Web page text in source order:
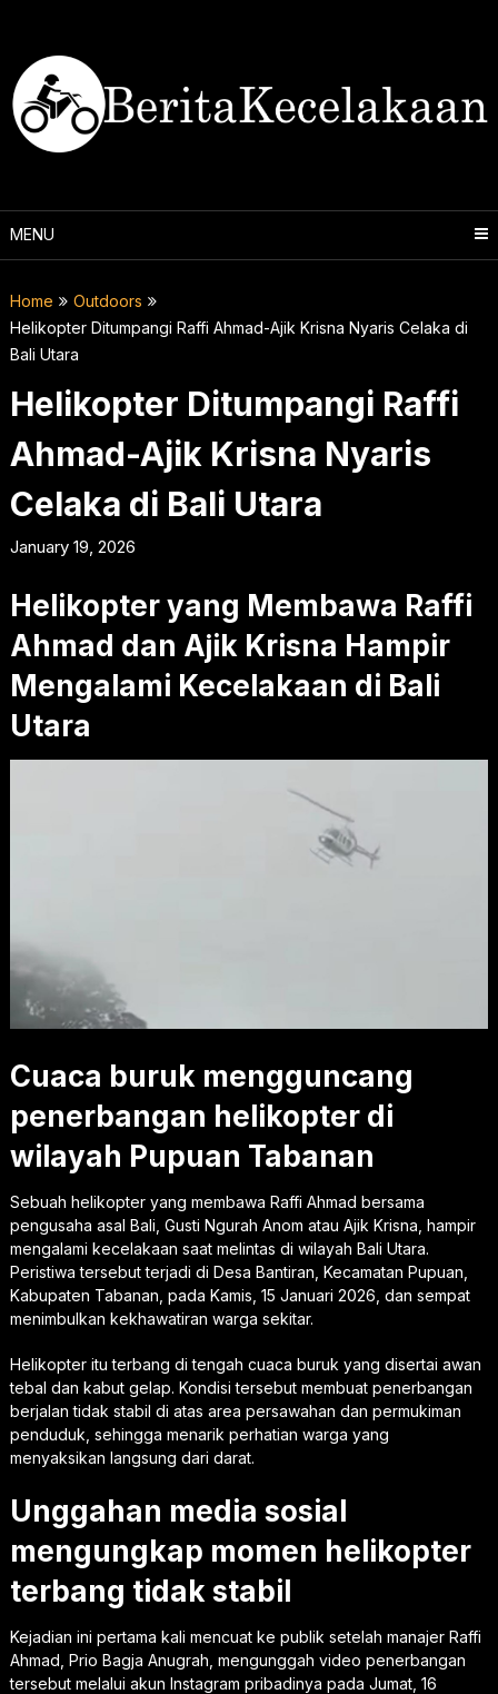
content
MENU
Home
Outdoors
Helikopter Ditumpangi Raffi Ahmad-Ajik Krisna Nyaris Celaka di
Bali Utara
Helikopter Ditumpangi Raffi
Ahmad-Ajik Krisna Nyaris
Celaka di Bali Utara
January 19, 2026
Helikopter yang Membawa Raffi
Ahmad dan Ajik Krisna Hampir
Mengalami Kecelakaan di Bali
Utara
Cuaca buruk mengguncang
penerbangan helikopter di
wilayah Pupuan Tabanan
Sebuah helikopter yang membawa Raffi Ahmad bersama
pengusaha asal Bali, Gusti Ngurah Anom atau Ajik Krisna, hampir
mengalami kecelakaan saat melintas di wilayah Bali Utara.
Peristiwa tersebut terjadi di Desa Bantiran, Kecamatan Pupuan,
Kabupaten Tabanan, pada Kamis, 15 Januari 2026, dan sempat
menimbulkan kekhawatiran warga sekitar.
Helikopter itu terbang di tengah cuaca buruk yang disertai awan
tebal dan kabut gelap. Kondisi tersebut membuat penerbangan
berjalan tidak stabil di atas area persawahan dan permukiman
penduduk, sehingga menarik perhatian warga yang
menyaksikan langsung dari darat.
Unggahan media sosial
mengungkap momen helikopter
terbang tidak stabil
Kejadian ini pertama kali mencuat ke publik setelah manajer Raffi
Ahmad, Prio Bagja Anugrah, mengunggah video penerbangan
tersebut melalui akun Instagram pribadinya pada Jumat, 16